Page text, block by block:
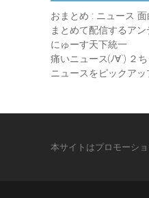
おまとめ : ニュース
まとめて配信するアン
にゅーす天下統一
痛いニュース(ﾉ∀`) ２
ニュースをピックアッ
本サイトはプロモーシ